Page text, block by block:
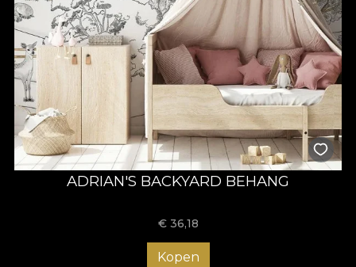
ADRIAN'S BACKYARD BEHANG
€ 36,18
Kopen